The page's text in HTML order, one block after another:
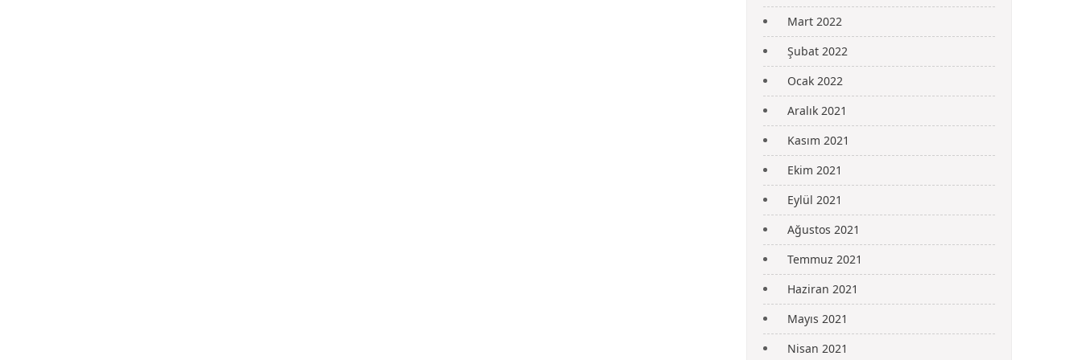
Mart 2022
Şubat 2022
Ocak 2022
Aralık 2021
Kasım 2021
Ekim 2021
Eylül 2021
Ağustos 2021
Temmuz 2021
Haziran 2021
Mayıs 2021
Nisan 2021